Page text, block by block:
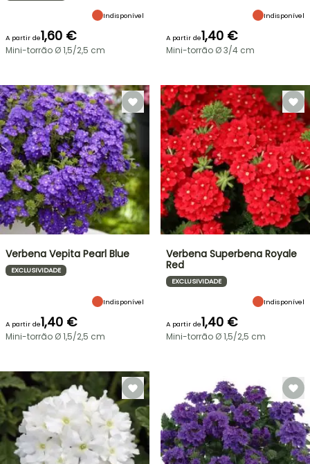
Indisponível
A partir de1,60 €
Mini-torrão Ø 1,5/2,5 cm
Indisponível
A partir de1,40 €
Mini-torrão Ø 3/4 cm
Verbena Vepita Pearl Blue
EXCLUSIVIDADE
Indisponível
A partir de1,40 €
Mini-torrão Ø 1,5/2,5 cm
Verbena Superbena Royale
Red
EXCLUSIVIDADE
Indisponível
A partir de1,40 €
Mini-torrão Ø 1,5/2,5 cm